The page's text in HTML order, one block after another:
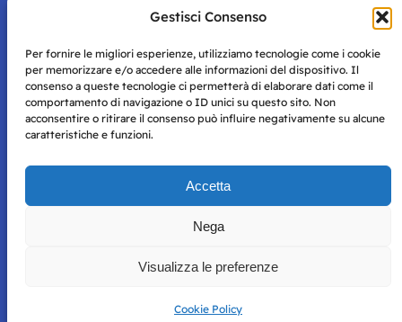
Gestisci Consenso
Per fornire le migliori esperienze, utilizziamo tecnologie come i cookie
per memorizzare e/o accedere alle informazioni del dispositivo. Il
consenso a queste tecnologie ci permetterà di elaborare dati come il
comportamento di navigazione o ID unici su questo sito. Non
acconsentire o ritirare il consenso può influire negativamente su alcune
caratteristiche e funzioni.
Accetta
Nega
Visualizza le preferenze
Cookie Policy
Storie di Napoli è una testata registrata presso il tribunale di
per mero scopo didattico e informativo.
perseguito secondo i termini di legge. Si nega l’utilizzo delle